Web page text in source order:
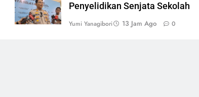
Penyelidikan Senjata Sekolah
Yumi Yanagibori 13 Jam Ago 0